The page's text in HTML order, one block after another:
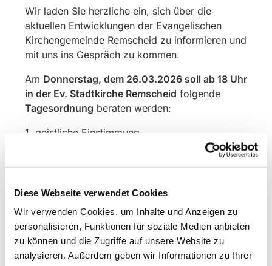
Diese Webseite verwendet Cookies
Wir verwenden Cookies, um Inhalte und Anzeigen zu
personalisieren, Funktionen für soziale Medien anbieten
zu können und die Zugriffe auf unsere Website zu
analysieren. Außerdem geben wir Informationen zu Ihrer
Wir laden Sie herzliche ein, sich über die
aktuellen Entwicklungen der Evangelischen
Kirchengemeinde Remscheid zu informieren und
mit uns ins Gespräch zu kommen.
Am Donnerstag, dem 26.03.2026 soll ab 18 Uhr
in der Ev. Stadtkirche Remscheid folgende
Tagesordnung beraten werden:
1 geistliche Einstimmung
Gottesdienstkonzept
Ergebnisse der Erprobung des neuen
Gesangbuches
Gemeindebrief und Homepage
3 Finanzielle Situation der Gemeinde